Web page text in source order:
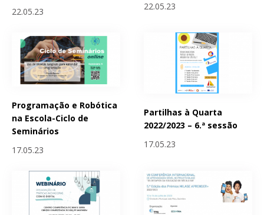
22.05.23
22.05.23
Programação e Robótica
na Escola-Ciclo de
Seminários
17.05.23
Partilhas à Quarta
2022/2023 – 6.ª sessão
17.05.23